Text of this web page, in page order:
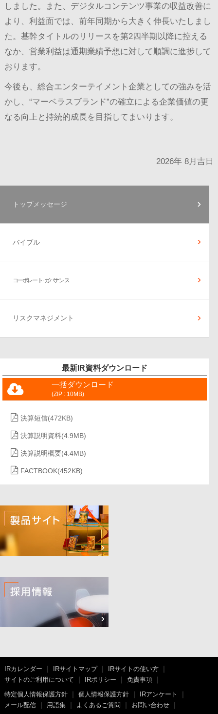
しました。また、デジタルコンテンツ事業の収益改善に
より、利益面では、前年同期から大きく伸長いたしまし
た。基幹タイトルのリリースを第2四半期以降に控える
なか、営業利益は通期業績予想に対して順調に進捗して
おります。
今後も、総合エンターテイメント企業としての強みを活
かし、“マーベラスブランド”の確立による企業価値の更
なる向上と持続的成長を目指してまいります。
2026年 8月吉日
トップメッセージ
バイブル
コーポレート･ガバナンス
リスクマネジメント
最新IR資料ダウンロード
一括ダウンロード
(ZIP : 10MB)
決算短信(472KB)
決算説明資料(4.9MB)
決算説明概要(4.4MB)
FACTBOOK(452KB)
IRカレンダー IRサイトマップ
IRサイトの使い方
サイトのご利用について
IRポリシー 免責事項
特定個人情報保護方針 個人情報保護方針
IRアンケート
メール配信
用語集 よくあるご質問 お問い合わせ